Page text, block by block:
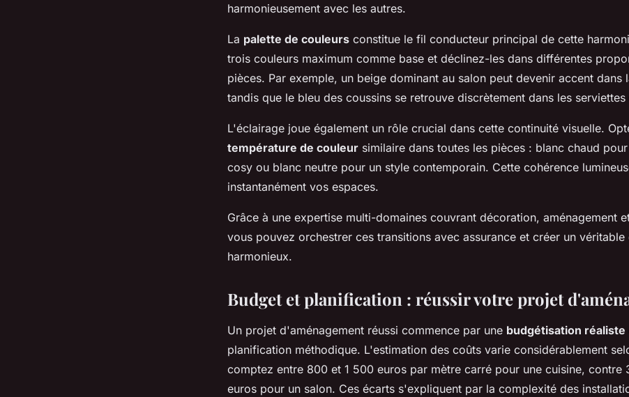
harmonieusement avec les autres.
La palette de couleurs constitue le fil conducteur principal de cette
trois couleurs maximum comme base et déclinez-les dans différentes
pièces. Par exemple, un beige dominant au salon peut devenir accent dans
tandis que le bleu des coussins se retrouve discrètement dans les serviettes
L'éclairage joue également un rôle crucial dans cette continuité visuelle.
température de couleur similaire dans toutes les pièces : blanc chaud
cosy ou blanc neutre pour un style contemporain. Cette cohérence
instantanément vos espaces.
Grâce à une expertise multi-domaines couvrant décoration, aménagement
vous pouvez orchestrer ces transitions avec assurance et créer un véritable
harmonieux.
Budget et planification : réussir votre projet
Un projet d'aménagement réussi commence par une budgétisation réaliste
planification méthodique. L'estimation des coûts varie considérablement
comptez entre 800 et 1 500 euros par mètre carré pour une cuisine, contre
euros pour un salon. Ces écarts s'expliquent par la complexité des